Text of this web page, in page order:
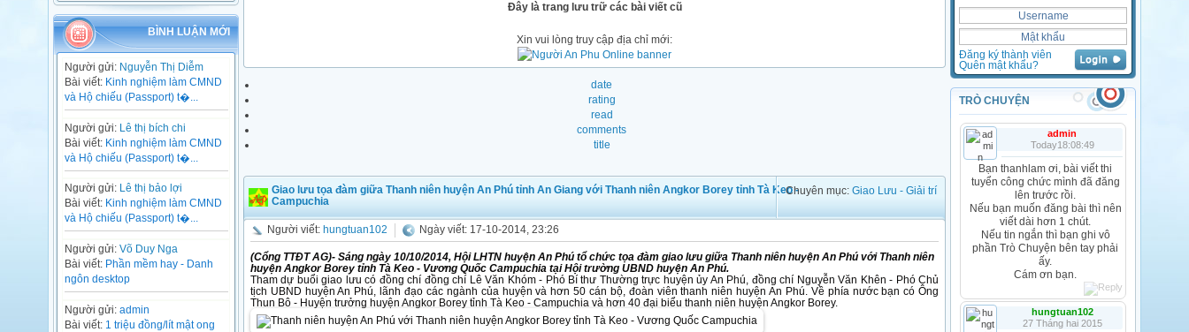
BÌNH LUẬN MỚI
Người gửi: Nguyễn Thị Diễm
Bài viết: Kinh nghiệm làm CMND
và Hộ chiếu (Passport) t�...
Người gửi: Lê thị bích chi
Bài viết: Kinh nghiệm làm CMND
và Hộ chiếu (Passport) t�...
Người gửi:
Lê thị bảo lợi
Bài viết: Kinh nghiệm làm CMND
và Hộ chiếu (Passport) t�...
Người gửi: Võ Duy Nga
Bài viết: Phần mềm hay - Danh
ngôn desktop
Người gửi: admin
Bài viết: 1 triệu đồng/lít mật ong
Đăng ký thành viên
Quên mật khẩu?
TRÒ CHUYỆN
admin
Today18:08:49
Bạn thanhlam ơi, bài viết thi
tuyển công chức mình đã đăng
lên trước rồi.
Nếu bạn muốn đăng bài thì nên
viết dài hơn 1 chút.
Nếu tin ngắn thì bạn ghi vô
phần Trò Chuyện bên tay phải
ấy.
Cám ơn bạn.
hungtuan102
27 Tháng hai 2015
Đây là trang lưu trữ các bài viết cũ
Xin vui lòng truy cập địa chỉ mới:
date
rating
read
comments
title
Chuyên mục:Giao Lưu - Giải trí
Giao lưu tọa đàm giữa Thanh niên huyện An Phú tỉnh An Giang với Thanh niên Angkor Borey tỉnh Tà Keo -
Campuchia
Người viết: hungtuan102 Ngày viết: 17-10-2014, 23:26
(Cổng TTĐT AG)- Sáng ngày 10/10/2014, Hội LHTN huyện An Phú tổ chức tọa đàm giao lưu giữa Thanh niên huyện An Phú với Thanh niên
huyện Angkor Borey tỉnh Tà Keo - Vương Quốc Campuchia tại Hội trường UBND huyện An Phú.
Tham dự buổi giao lưu có đồng chí đồng chí Lê Văn Khóm - Phó Bí thư Thường trực huyện ủy An Phú, đồng chí Nguyễn Văn Khên - Phó Chủ
tịch UBND huyện An Phú, lãnh đạo các ngành của huyện và hơn 50 cán bộ, đoàn viên thanh niên huyện An Phú. Về phía nước bạn có Ông
Thun Bô - Huyện trưởng huyện Angkor Borey tỉnh Tà Keo - Campuchia và hơn 40 đại biểu thanh niên huyện Angkor Borey.